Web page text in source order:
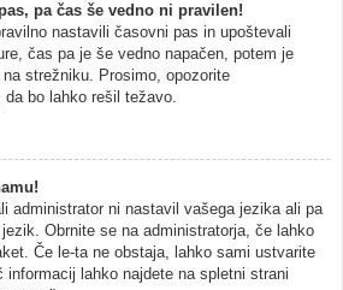
pa čas še vedno ni pravilen!
nastavili časovni pas in upoštevali
čas pa je še vedno napačen, potem je
strežniku. Prosimo, opozorite
bo lahko rešil težavo.
administrator ni nastavil vašega jezika ali pa
Obrnite se na administratorja, če lahko
Če le-ta ne obstaja, lahko sami ustvarite
informacij lahko najdete na spletni strani